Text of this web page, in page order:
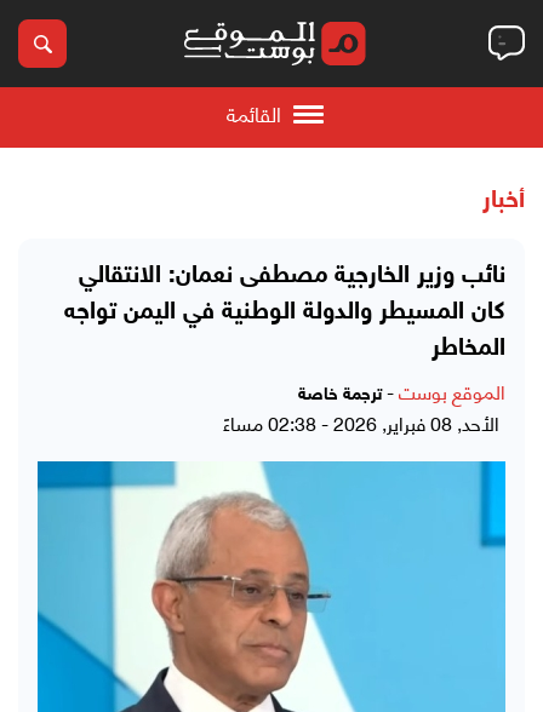
القائمة
أخبار
نائب وزير الخارجية مصطفى نعمان: الانتقالي
كان المسيطر والدولة الوطنية في اليمن تواجه
المخاطر
الموقع بوست-ترجمة خاصة
الأحد, 08 فبراير, 2026 - 02:38 مساءً